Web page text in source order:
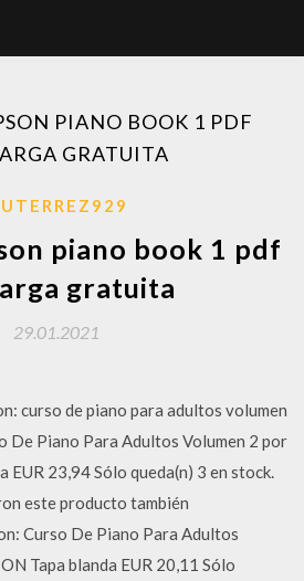
PIANO BOOK 1 PDF
GRATUITA
piano book 1 pdf
gratuita
29.01.2021
curso de piano para adultos volumen
De Piano Para Adultos Volumen 2 por
EUR 23,94 Sólo queda(n) 3 en stock.
este producto también
Curso De Piano Para Adultos
Tapa blanda EUR 20,11 Sólo